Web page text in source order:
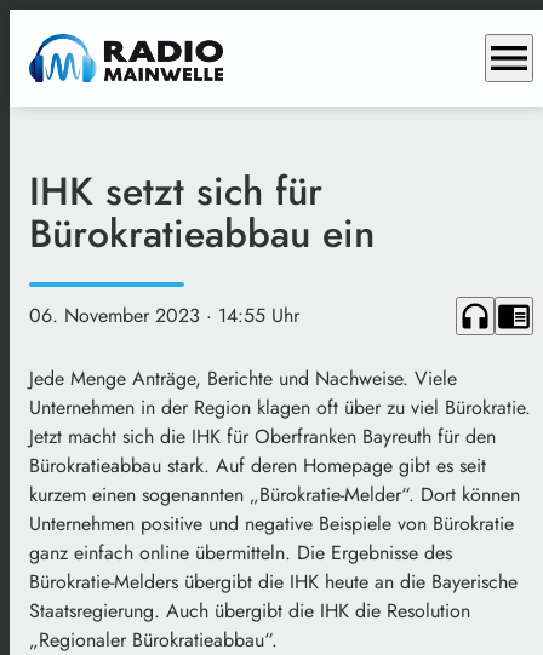
menu
IHK setzt sich für
Bürokratieabbau ein
06. November 2023 · 14:55 Uhr headphones chrome_reader_mode
Jede Menge Anträge, Berichte und Nachweise. Viele
Unternehmen in der Region klagen oft über zu viel Bürokratie.
Jetzt macht sich die IHK für Oberfranken Bayreuth für den
Bürokratieabbau stark. Auf deren Homepage gibt es seit
kurzem einen sogenannten „Bürokratie-Melder“. Dort können
Unternehmen positive und negative Beispiele von Bürokratie
ganz einfach online übermitteln. Die Ergebnisse des
Bürokratie-Melders übergibt die IHK heute an die Bayerische
Staatsregierung. Auch übergibt die IHK die Resolution
„Regionaler Bürokratieabbau“.